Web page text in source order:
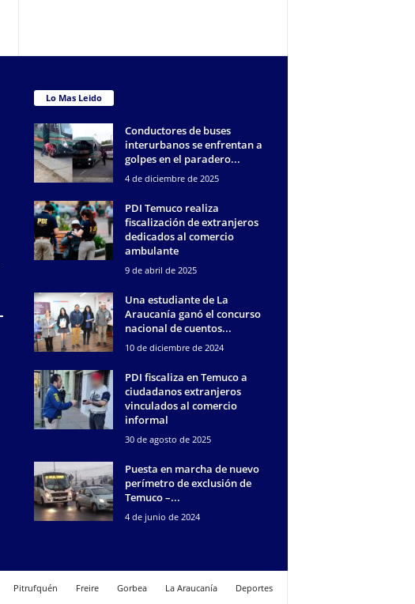
Lo Mas Leido
Conductores de buses
interurbanos se enfrentan a
golpes en el paradero...
4 de diciembre de 2025
PDI Temuco realiza
fiscalización de extranjeros
dedicados al comercio
ambulante
9 de abril de 2025
Una estudiante de La
Araucanía ganó el concurso
nacional de cuentos...
10 de diciembre de 2024
PDI fiscaliza en Temuco a
ciudadanos extranjeros
vinculados al comercio
informal
30 de agosto de 2025
Puesta en marcha de nuevo
perímetro de exclusión de
Temuco –...
4 de junio de 2024
Pitrufquén Freire Gorbea La Araucanía Deportes